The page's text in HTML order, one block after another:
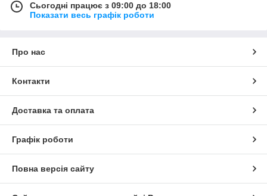
Сьогодні працює з 09:00 до 18:00
Показати весь графік роботи
Про нас
Контакти
Доставка та оплата
Графік роботи
Повна версія сайту